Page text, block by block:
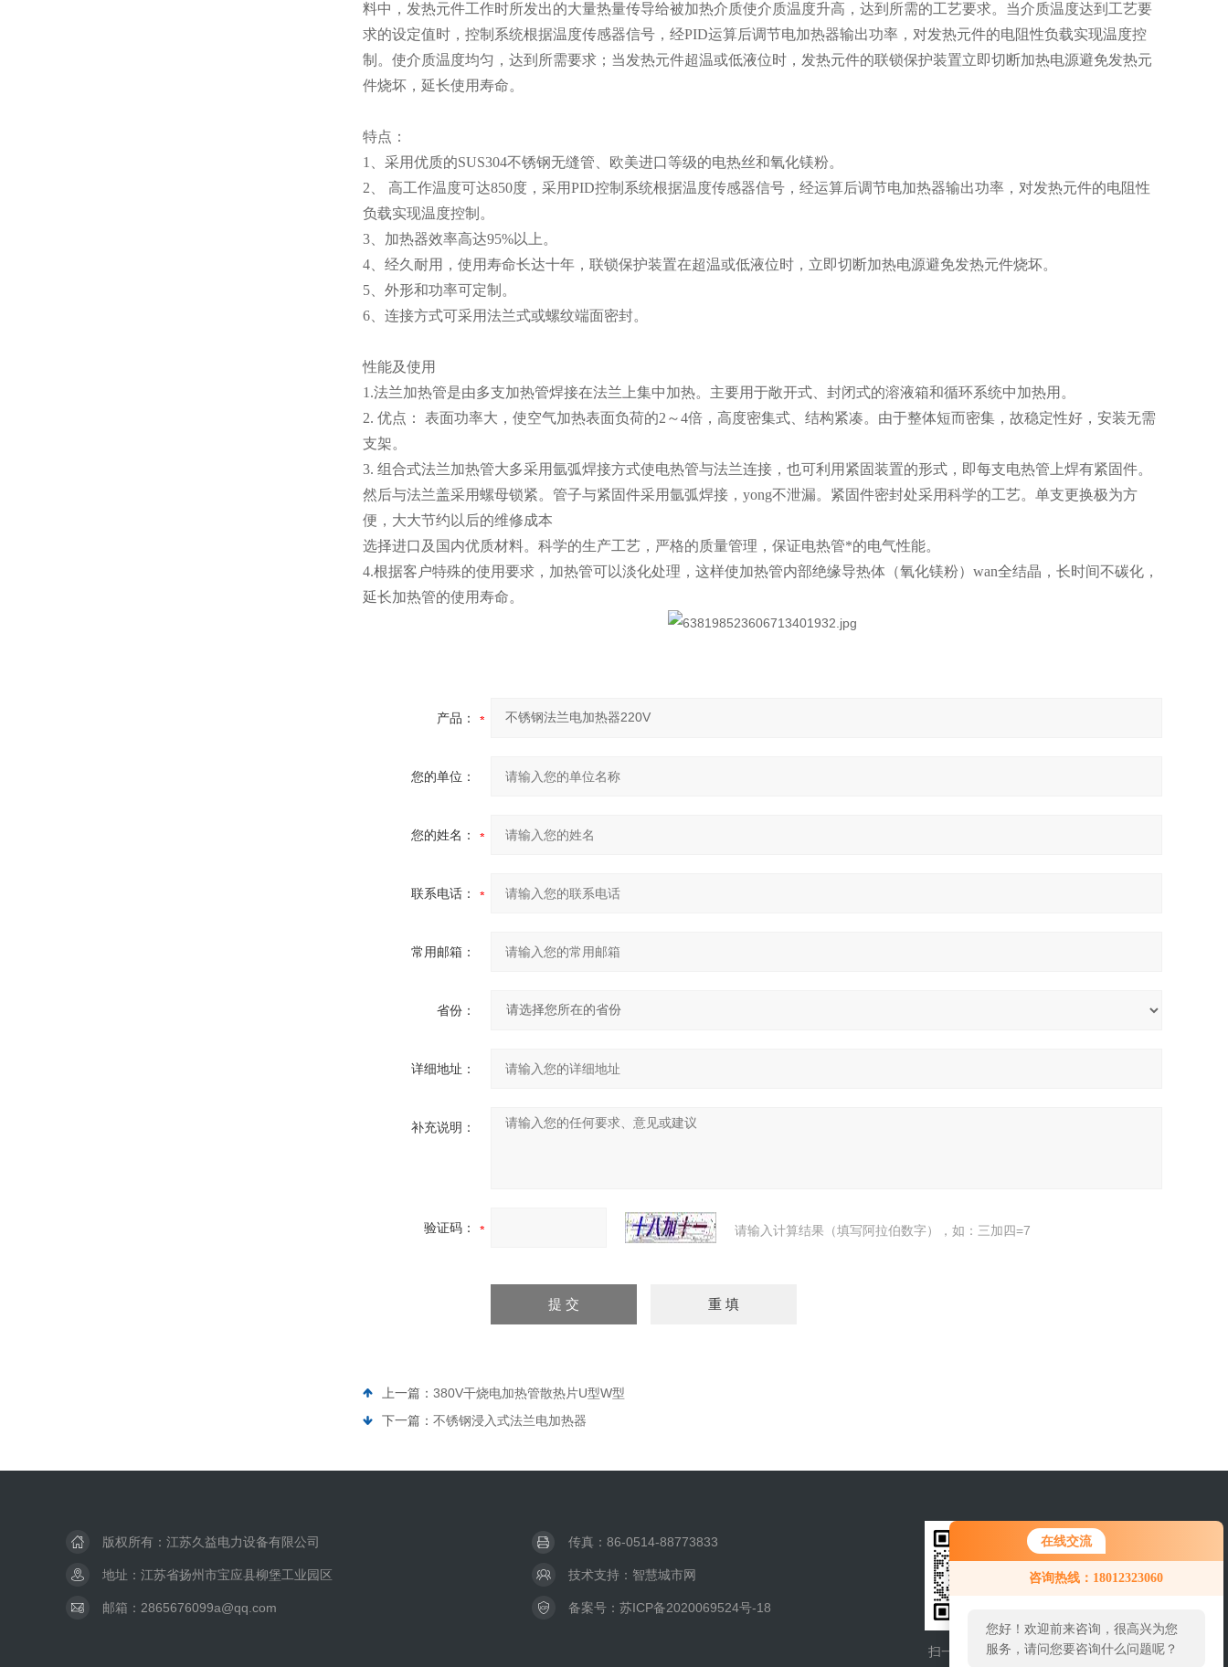
在线交流
咨询热线：18012323060
您好！欢迎前来咨询，很高兴为您
服务，请问您要咨询什么问题呢？
料中，发热元件工作时所发出的大量热量传导给被加热介质使介质温度升高，达到所需的工艺要求。当介质温度达到工艺要
求的设定值时，控制系统根据温度传感器信号，经PID运算后调节电加热器输出功率，对发热元件的电阻性负载实现温度控
制。使介质温度均匀，达到所需要求；当发热元件超温或低液位时，发热元件的联锁保护装置立即切断加热电源避免发热元
件烧坏，延长使用寿命。
特点：
1、采用优质的SUS304不锈钢无缝管、欧美进口等级的电热丝和氧化镁粉。
2、 高工作温度可达850度，采用PID控制系统根据温度传感器信号，经运算后调节电加热器输出功率，对发热元件的电阻性
负载实现温度控制。
3、加热器效率高达95%以上。
4、经久耐用，使用寿命长达十年，联锁保护装置在超温或低液位时，立即切断加热电源避免发热元件烧坏。
5、外形和功率可定制。
6、连接方式可采用法兰式或螺纹端面密封。
性能及使用
1.法兰加热管是由多支加热管焊接在法兰上集中加热。主要用于敞开式、封闭式的溶液箱和循环系统中加热用。
2. 优点： 表面功率大，使空气加热表面负荷的2～4倍，高度密集式、结构紧凑。由于整体短而密集，故稳定性好，安装无需
支架。
3. 组合式法兰加热管大多采用氩弧焊接方式使电热管与法兰连接，也可利用紧固装置的形式，即每支电热管上焊有紧固件。
然后与法兰盖采用螺母锁紧。管子与紧固件采用氩弧焊接，yong不泄漏。紧固件密封处采用科学的工艺。单支更换极为方
便，大大节约以后的维修成本
选择进口及国内优质材料。科学的生产工艺，严格的质量管理，保证电热管*的电气性能。
4.根据客户特殊的使用要求，加热管可以淡化处理，这样使加热管内部绝缘导热体（氧化镁粉）wan全结晶，长时间不碳化，
延长加热管的使用寿命。
产品：
您的单位：
您的姓名：
联系电话：
常用邮箱：
省份：
详细地址：
补充说明：
验证码： 请输入计算结果（填写阿拉伯数字），如：三加四=7
上一篇： 380V干烧电加热管散热片U型W型
下一篇： 不锈钢浸入式法兰电加热器
手机查看
扫一扫，添加微信
版权所有：江苏久益电力设备有限公司 传真：86-0514-88773833
地址：江苏省扬州市宝应县柳堡工业园区 技术支持： 智慧城市网
邮箱：2865676099a@qq.com 备案号： 苏ICP备2020069524号-18